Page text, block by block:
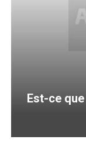
Est-ce